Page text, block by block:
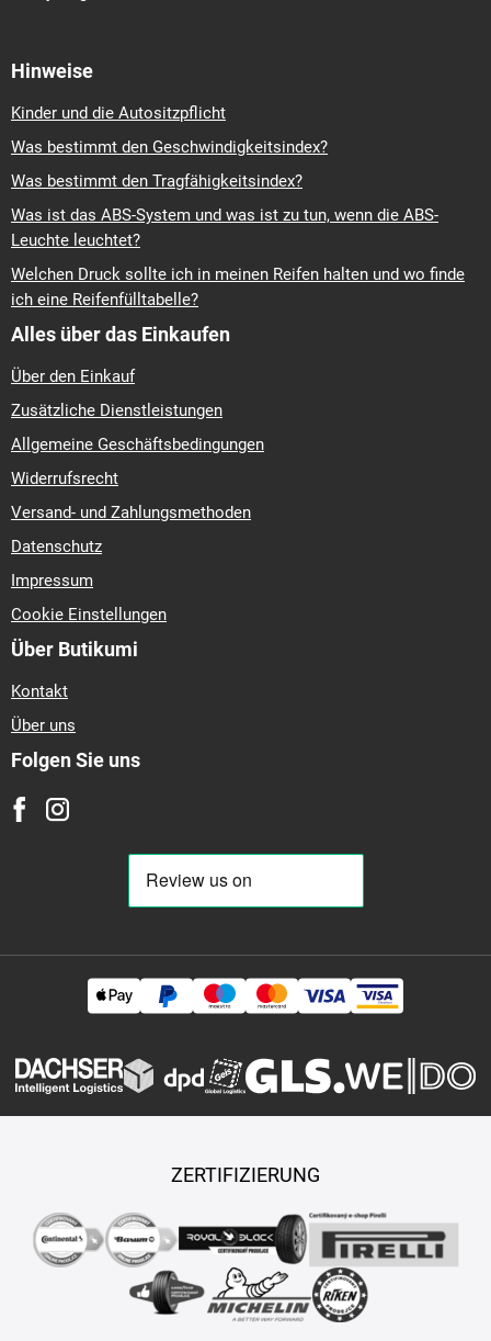
Hinweise
Kinder und die Autositzpflicht
Was bestimmt den Geschwindigkeitsindex?
Was bestimmt den Tragfähigkeitsindex?
Was ist das ABS-System und was ist zu tun, wenn die ABS-
Leuchte leuchtet?
Welchen Druck sollte ich in meinen Reifen halten und wo finde
ich eine Reifenfülltabelle?
Alles über das Einkaufen
Über den Einkauf
Zusätzliche Dienstleistungen
Allgemeine Geschäftsbedingungen
Widerrufsrecht
Versand- und Zahlungsmethoden
Datenschutz
Impressum
Cookie Einstellungen
Über Butikumi
Kontakt
Über uns
Folgen Sie uns
ZERTIFIZIERUNG